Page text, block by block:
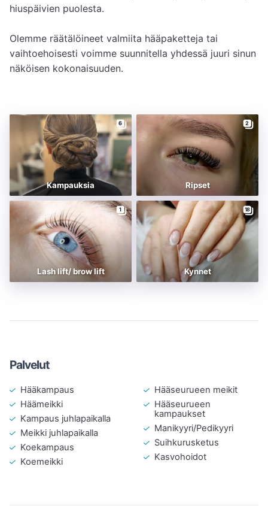
hiuspäivien puolesta.
Olemme räätälöineet valmiita hääpaketteja tai
vaihtoehoisesti voimme suunnitella yhdessä juuri sinun
näköisen kokonaisuuden.
6
Kampauksia
2
Ripset
1
Lash lift/ brow lift
18
Kynnet
Palvelut
Hääkampaus
Häämeikki
Kampaus juhlapaikalla
Meikki juhlapaikalla
Koekampaus
Koemeikki
Hääseurueen meikit
Hääseurueen
kampaukset
Manikyyri/Pedikyyri
Suihkurusketus
Kasvohoidot